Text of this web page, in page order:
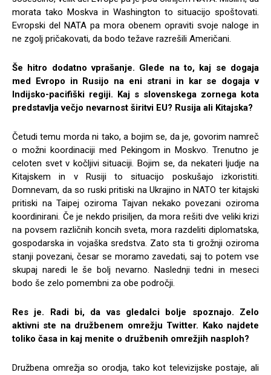
morata tako Moskva in Washington to situacijo spoštovati.
Evropski del NATA pa mora obenem opraviti svoje naloge in
ne zgolj pričakovati, da bodo težave razrešili Američani.
Še hitro dodatno vprašanje. Glede na to, kaj se dogaja
med Evropo in Rusijo na eni strani in kar se dogaja v
Indijsko-pacifiški regiji. Kaj s slovenskega zornega kota
predstavlja večjo nevarnost širitvi EU? Rusija ali Kitajska?
Četudi temu morda ni tako, a bojim se, da je, govorim namreč
o možni koordinaciji med Pekingom in Moskvo. Trenutno je
celoten svet v kočljivi situaciji. Bojim se, da nekateri ljudje na
Kitajskem in v Rusiji to situacijo poskušajo izkoristiti.
Domnevam, da so ruski pritiski na Ukrajino in NATO ter kitajski
pritiski na Taipej oziroma Tajvan nekako povezani oziroma
koordinirani. Če je nekdo prisiljen, da mora rešiti dve veliki krizi
na povsem različnih koncih sveta, mora razdeliti diplomatska,
gospodarska in vojaška sredstva. Zato sta ti grožnji oziroma
stanji povezani, česar se moramo zavedati, saj to potem vse
skupaj naredi le še bolj nevarno. Naslednji tedni in meseci
bodo še zelo pomembni za obe področji.
Res je. Radi bi, da vas gledalci bolje spoznajo. Zelo
aktivni ste na družbenem omrežju Twitter. Kako najdete
toliko časa in kaj menite o družbenih omrežjih nasploh?
Družbena omrežja so orodja, tako kot televizijske postaje, ali